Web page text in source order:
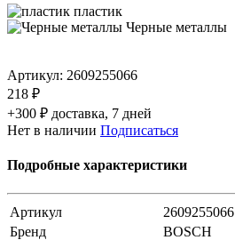
пластик
Черные металлы
Артикул: 2609255066
218 ₽
+300 ₽ доставка, 7 дней
Нет в наличии Подписаться
Подробные характеристики
Артикул
2609255066
Бренд
BOSCH